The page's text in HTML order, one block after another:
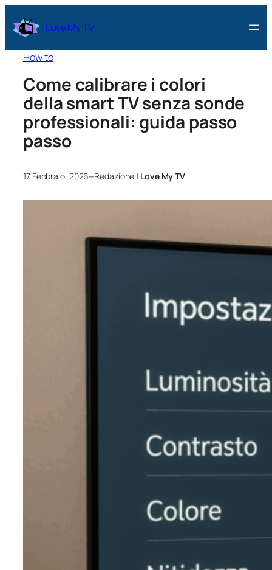
I Love My TV
How to
Come calibrare i colori
della smart TV senza sonde
professionali: guida passo
passo
17 Febbraio, 2026–Redazione I Love My TV